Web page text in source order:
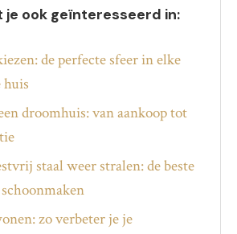
je ook geïnteresseerd in:
de perfecte sfeer in elke
huis
droomhuis: van aankoop tot
staal weer stralen: de beste
zo verbeter je je